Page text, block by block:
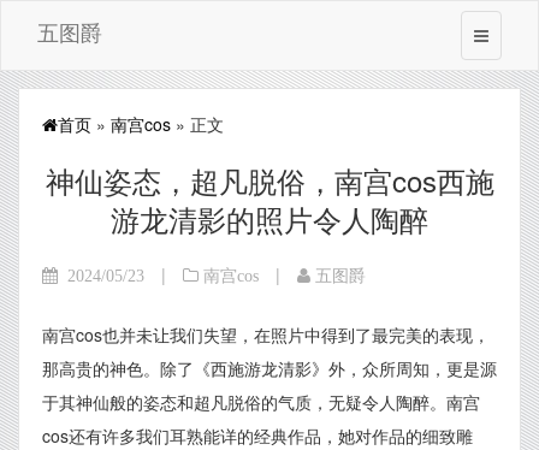
五图爵
首页 » 南宫cos » 正文
神仙姿态，超凡脱俗，南宫cos西施
游龙清影的照片令人陶醉
2024/05/23 | 南宫cos | 五图爵
南宫cos也并未让我们失望，在照片中得到了最完美的表现，
那高贵的神色。除了《西施游龙清影》外，众所周知，更是源
于其神仙般的姿态和超凡脱俗的气质，无疑令人陶醉。南宫
cos还有许多我们耳熟能详的经典作品，她对作品的细致雕